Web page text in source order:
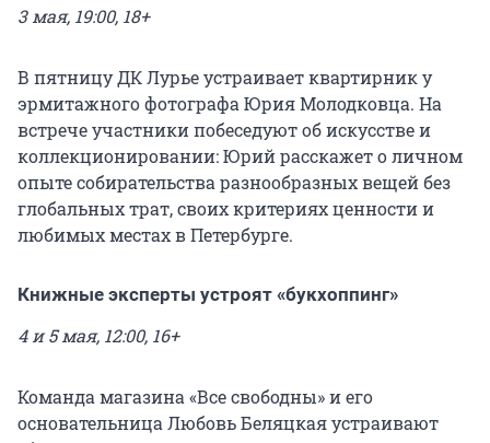
3 мая, 19:00, 18+
В пятницу ДК Лурье устраивает квартирник у
эрмитажного фотографа Юрия Молодковца. На
встрече участники побеседуют об искусстве и
коллекционировании: Юрий расскажет о личном
опыте собирательства разнообразных вещей без
глобальных трат, своих критериях ценности и
любимых местах в Петербурге.
Книжные эксперты устроят «букхоппинг»
4 и 5 мая, 12:00, 16+
Команда магазина «Все свободны» и его
основательница Любовь Беляцкая устраивают